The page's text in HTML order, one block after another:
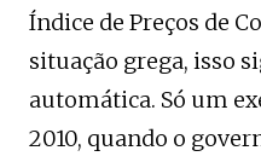
Índice de Preços de
situação grega, isso
automática. Só um
2010, quando o